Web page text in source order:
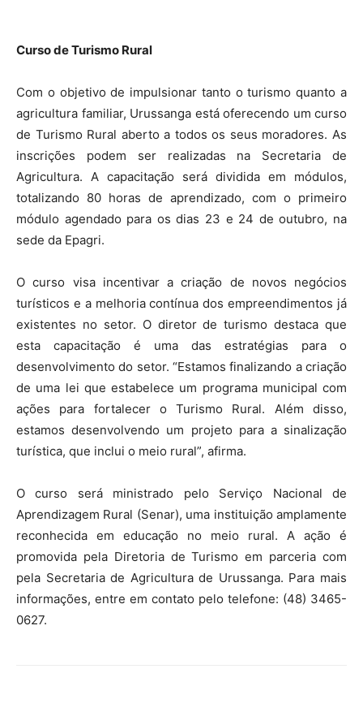
Curso de Turismo Rural
Com o objetivo de impulsionar tanto o turismo quanto a
agricultura familiar, Urussanga está oferecendo um curso
de Turismo Rural aberto a todos os seus moradores. As
inscrições podem ser realizadas na Secretaria de
Agricultura. A capacitação será dividida em módulos,
totalizando 80 horas de aprendizado, com o primeiro
módulo agendado para os dias 23 e 24 de outubro, na
sede da Epagri.
O curso visa incentivar a criação de novos negócios
turísticos e a melhoria contínua dos empreendimentos já
existentes no setor. O diretor de turismo destaca que
esta capacitação é uma das estratégias para o
desenvolvimento do setor. “Estamos finalizando a criação
de uma lei que estabelece um programa municipal com
ações para fortalecer o Turismo Rural. Além disso,
estamos desenvolvendo um projeto para a sinalização
turística, que inclui o meio rural”, afirma.
O curso será ministrado pelo Serviço Nacional de
Aprendizagem Rural (Senar), uma instituição amplamente
reconhecida em educação no meio rural. A ação é
promovida pela Diretoria de Turismo em parceria com
pela Secretaria de Agricultura de Urussanga. Para mais
informações, entre em contato pelo telefone: (48) 3465-
0627.